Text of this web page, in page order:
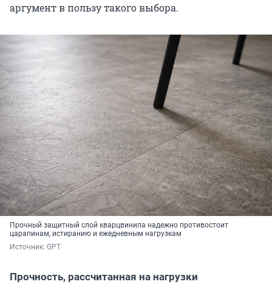
аргумент в пользу такого выбора.
Прочный защитный слой кварцвинила надежно противостоит
царапинам, истиранию и ежедневным нагрузкам
Источник: GPT
Прочность, рассчитанная на нагрузки